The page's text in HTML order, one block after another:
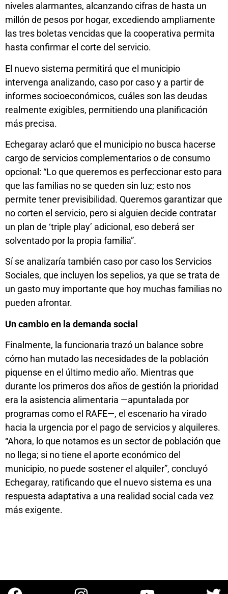
niveles alarmantes, alcanzando cifras de hasta un
millón de pesos por hogar, excediendo ampliamente
las tres boletas vencidas que la cooperativa permita
hasta confirmar el corte del servicio.
El nuevo sistema permitirá que el municipio
intervenga analizando, caso por caso y a partir de
informes socioeconómicos, cuáles son las deudas
realmente exigibles, permitiendo una planificación
más precisa.
Echegaray aclaró que el municipio no busca hacerse
cargo de servicios complementarios o de consumo
opcional: “Lo que queremos es perfeccionar esto para
que las familias no se queden sin luz; esto nos
permite tener previsibilidad. Queremos garantizar que
no corten el servicio, pero si alguien decide contratar
un plan de ‘triple play’ adicional, eso deberá ser
solventado por la propia familia”.
Sí se analizaría también caso por caso los Servicios
Sociales, que incluyen los sepelios, ya que se trata de
un gasto muy importante que hoy muchas familias no
pueden afrontar.
Un cambio en la demanda social
Finalmente, la funcionaria trazó un balance sobre
cómo han mutado las necesidades de la población
piquense en el último medio año. Mientras que
durante los primeros dos años de gestión la prioridad
era la asistencia alimentaria —apuntalada por
programas como el RAFE—, el escenario ha virado
hacia la urgencia por el pago de servicios y alquileres.
“Ahora, lo que notamos es un sector de población que
no llega; si no tiene el aporte económico del
municipio, no puede sostener el alquiler”, concluyó
Echegaray, ratificando que el nuevo sistema es una
respuesta adaptativa a una realidad social cada vez
más exigente.